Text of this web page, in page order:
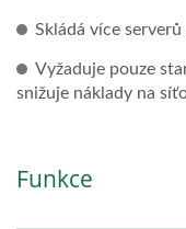
Skládá více
Vyžaduje pouze
snižuje náklady na
Funkce